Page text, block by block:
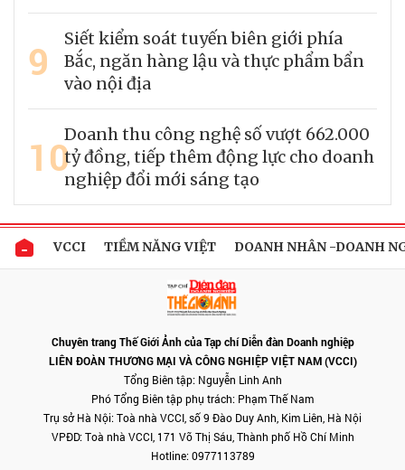
9
Siết kiểm soát tuyến biên giới phía
Bắc, ngăn hàng lậu và thực phẩm bẩn
vào nội địa
10Doanh thu công nghệ số vượt 662.000
tỷ đồng, tiếp thêm động lực cho doanh
nghiệp đổi mới sáng tạo
VCCI TIỀM NĂNG VIỆT DOANH NHÂN -DOANH
Chuyên trang Thế Giới Ảnh của Tạp chí Diễn đàn Doanh nghiệp
LIÊN ĐOÀN THƯƠNG MẠI VÀ CÔNG NGHIỆP VIỆT NAM (VCCI)
Tổng Biên tập: Nguyễn Linh Anh
Phó Tổng Biên tập phụ trách: Phạm Thế Nam
Trụ sở Hà Nội: Toà nhà VCCI, số 9 Đào Duy Anh, Kim Liên, Hà Nội
VPĐD: Toà nhà VCCI, 171 Võ Thị Sáu, Thành phố Hồ Chí Minh
Hotline: 0977113789